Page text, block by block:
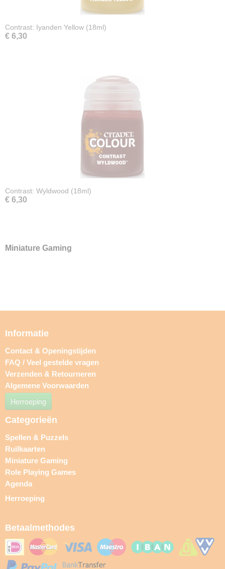
Contrast: Iyanden Yellow (18ml)
€ 6,30
Contrast: Wyldwood (18ml)
€ 6,30
Miniature Gaming
Informatie
Contact & Openingstijden
FAQ / Veel gestelde vragen
Verzenden & Retourneren
Algemene Voorwaarden
Herroeping
Categorieën
Spellen & Puzzels
Ruilkaarten
Miniature Gaming
Role Playing Games
Agenda
Herroeping
Betaalmethodes